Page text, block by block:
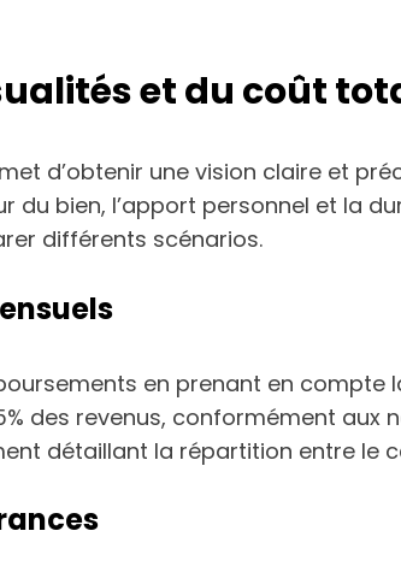
et du coût
d’obtenir une vision claire et
bien, l’apport personnel et la
différents scénarios.
en prenant en compte
des revenus, conformément aux
détaillant la répartition entre le